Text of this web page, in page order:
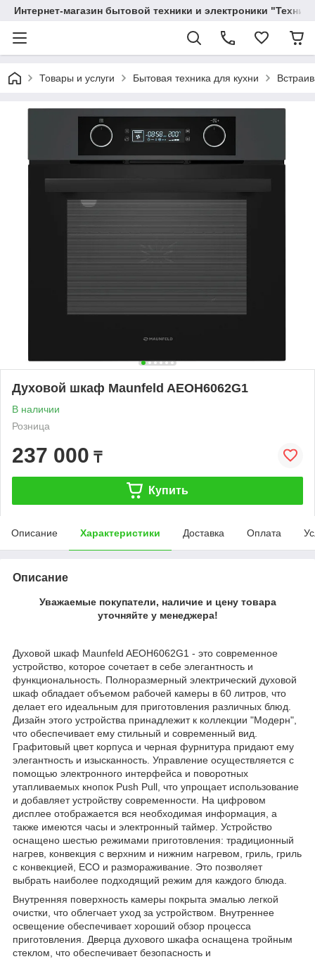
Интернет-магазин бытовой техники и электроники
Товары и услуги Бытовая техника для кухни
Духовой шкаф Maunfeld AEOH6062G1
В наличии
Розница
237 000 ₸
Купить
Описание Характеристики Доставка Оплата
Описание
Уважаемые покупатели, наличие и цену товара
уточняйте у менеджера!
Духовой шкаф Maunfeld AEOH6062G1 - это современное
устройство, которое сочетает в себе элегантность и
функциональность. Полноразмерный электрический духовой
шкаф обладает объемом рабочей камеры в 60 литров, что
делает его идеальным для приготовления различных блюд.
Дизайн этого устройства принадлежит к коллекции "Модерн",
что обеспечивает ему стильный и современный вид.
Графитовый цвет корпуса и черная фурнитура придают ему
элегантность и изысканность. Управление осуществляется с
помощью электронного интерфейса и поворотных
утапливаемых кнопок Push Pull, что упрощает использование
и добавляет устройству современности. На цифровом
дисплее отображается вся необходимая информация, а
также имеются часы и электронный таймер. Устройство
оснащено шестью режимами приготовления: традиционный
нагрев, конвекция с верхним и нижним нагревом, гриль, гриль
с конвекцией, ECO и размораживание. Это позволяет
выбрать наиболее подходящий режим для каждого блюда.
Внутренняя поверхность камеры покрыта эмалью легкой
очистки, что облегчает уход за устройством. Внутреннее
освещение обеспечивает хороший обзор процесса
приготовления. Дверца духового шкафа оснащена тройным
стеклом, что обеспечивает безопасность и